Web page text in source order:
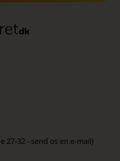
27-32 - send os en e-mail)